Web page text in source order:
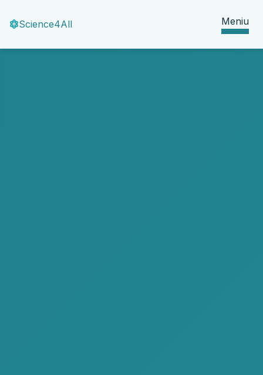
Science4All Meniu